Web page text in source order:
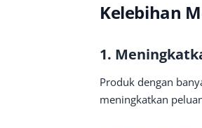
Kelebihan
1.
Produk dengan
meningkatkan